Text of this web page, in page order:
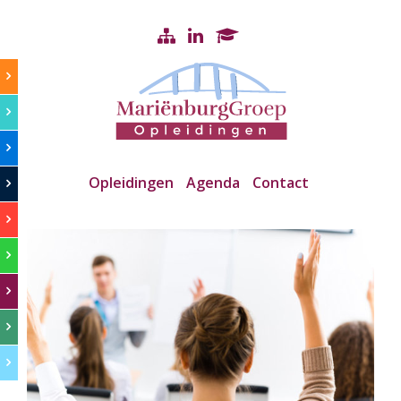
Opleidingen Agenda Contact